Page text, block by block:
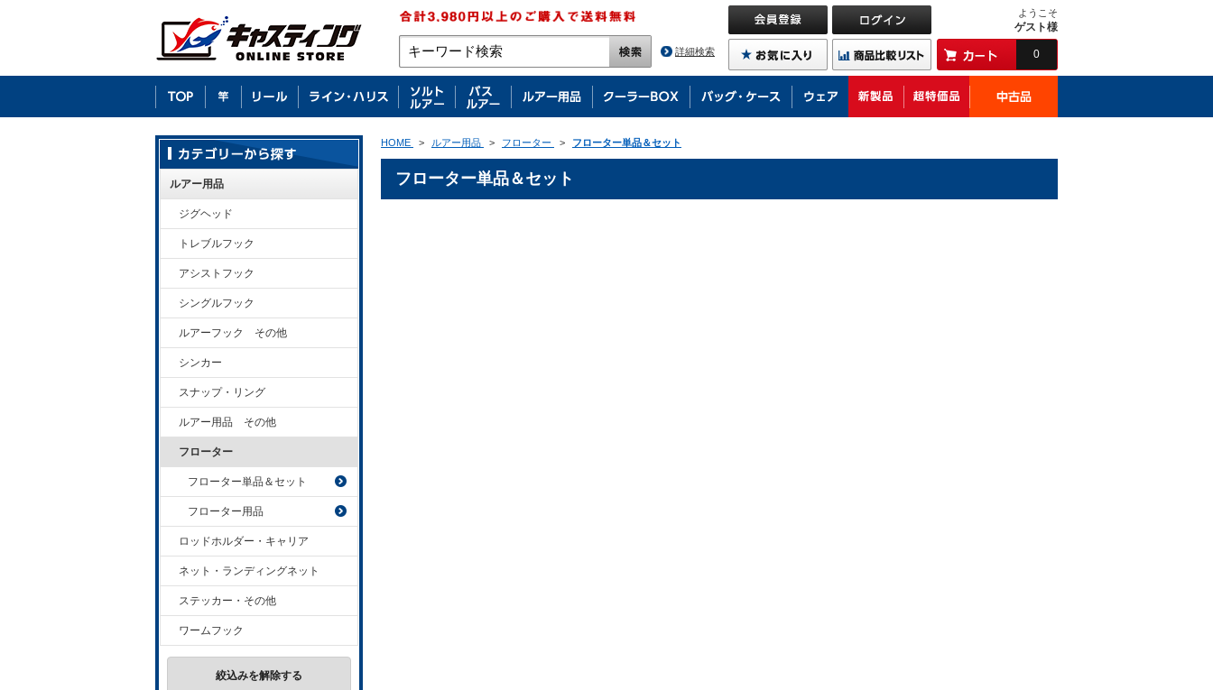
詳細検索
ようこそ
ゲスト様
0
HOME > ルアー用品 > フローター > フローター単品＆セット
フローター単品＆セット
ルアー用品
ジグヘッド
トレブルフック
アシストフック
シングルフック
ルアーフック その他
シンカー
スナップ・リング
ルアー用品 その他
フローター
フローター単品＆セット
フローター用品
ロッドホルダー・キャリア
ネット・ランディングネット
ステッカー・その他
ワームフック
絞込みを解除する